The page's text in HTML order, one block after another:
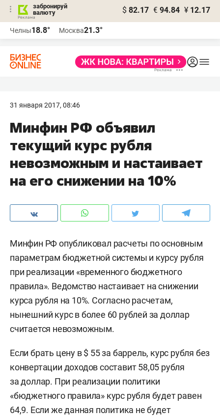
забронируй
валюту
$ 82.17 € 94.84 ¥ 12.17
Челны18.8° Москва21.3°
31 января 2017, 08:46
Минфин РФ объявил
текущий курс рубля
невозможным и настаивает
на его снижении на 10%
Минфин РФ опубликовал расчеты по основным
параметрам бюджетной системы и курсу рубля
при реализации «временного бюджетного
правила». Ведомство настаивает на снижении
курса рубля на 10%. Согласно расчетам,
нынешний курс в более 60 рублей за доллар
считается невозможным.
Если брать цену в $ 55 за баррель, курс рубля без
конвертации доходов составит 58,05 рубля
за доллар. При реализации политики
«бюджетного правила» курс рубля будет равен
64,9. Если же данная политика не будет